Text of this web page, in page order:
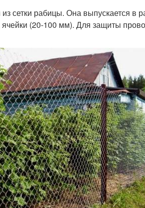
сетки рабицы. Она выпускается в
(20-100 мм). Для защиты